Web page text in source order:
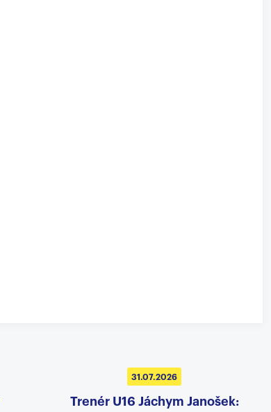
31.07.2026
Trenér U16 Jáchym Janošek: